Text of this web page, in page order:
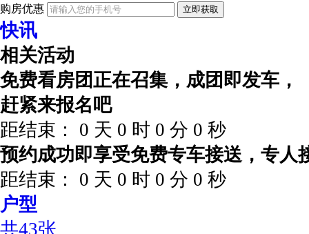
购房优惠 立即获取
快讯
相关活动
免费看房团正在召集，成团即发车，
赶紧来报名吧
距结束：
0 天 0 时 0 分 0 秒
预约成功即享受免费专车接送，专人
距结束：
0 天 0 时 0 分 0 秒
户型
共43张